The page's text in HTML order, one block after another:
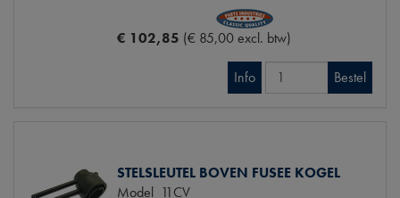
€ 102,85 (€ 85,00 excl. btw)
Info Bestel
STELSLEUTEL BOVEN FUSEE KOGEL
Model 11CV